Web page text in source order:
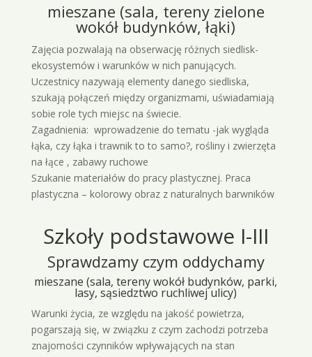
mieszane (sala, tereny zielone
wokół budynków, łąki)
Zajęcia pozwalają na obserwację różnych siedlisk-
ekosystemów i warunków w nich panujących.
Uczestnicy nazywają elementy danego siedliska,
szukają połączeń między organizmami, uświadamiają
sobie role tych miejsc na świecie.
Zagadnienia: wprowadzenie do tematu -jak wygląda
łąka, czy łąka i trawnik to to samo?, rośliny i zwierzęta
na łące , zabawy ruchowe
Szukanie materiałów do pracy plastycznej. Praca
plastyczna – kolorowy obraz z naturalnych barwników
Szkoły podstawowe I-III
Sprawdzamy czym oddychamy
mieszane (sala, tereny wokół budynków, parki,
lasy, sąsiedztwo ruchliwej ulicy)
Warunki życia, ze względu na jakość powietrza,
pogarszają się, w związku z czym zachodzi potrzeba
znajomości czynników wpływających na stan